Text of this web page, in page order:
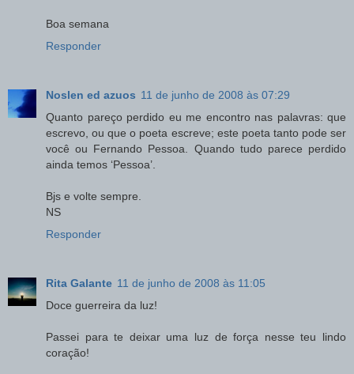
Boa semana
Responder
Noslen ed azuos 11 de junho de 2008 às 07:29
Quanto pareço perdido eu me encontro nas palavras: que
escrevo, ou que o poeta escreve; este poeta tanto pode ser
você ou Fernando Pessoa. Quando tudo parece perdido
ainda temos ‘Pessoa’.
Bjs e volte sempre.
NS
Responder
Rita Galante 11 de junho de 2008 às 11:05
Doce guerreira da luz!
Passei para te deixar uma luz de força nesse teu lindo
coração!